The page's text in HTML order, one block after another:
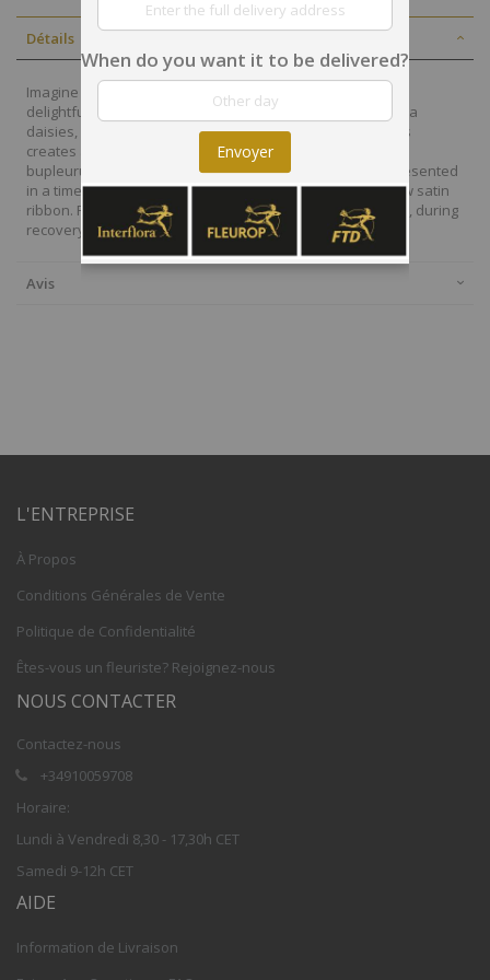
Détails
Imagine the smile this radiant flower bouquet will bring! A
delightful mix of orange roses, hot pink and yellow gerbera
daisies, hot pink carnations, and fresh green button poms
creates a moment of pure happiness. Accented by airy
bupleurum and vibrant greens, this cheerful display is presented
in a timeless clear glass vase, finished with a sweet yellow satin
ribbon. Perfect for creating lasting memories on birthdays, during
recovery, or to celebrate any achievement.
Avis
L'ENTREPRISE
À Propos
Conditions Générales de Vente
Politique de Confidentialité
Êtes-vous un fleuriste? Rejoignez-nous
NOUS CONTACTER
Contactez-nous
+34910059708
Horaire:
Lundi à Vendredi 8,30 - 17,30h CET
Samedi 9-12h CET
AIDE
Information de Livraison
When do you want it to be delivered?
Envoyer